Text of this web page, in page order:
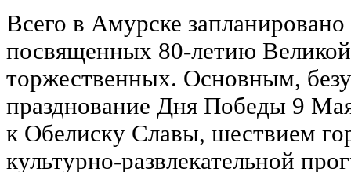
Всего в Амурске
посвященных 80-летию
торжественных. Основным,
празднование Дня Победы 9
к Обелиску Славы, шествием
культурно-развлекательной